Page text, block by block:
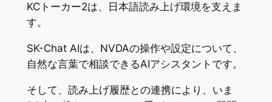
KCトーカー2は、日本語読み上げ環境を支えま
す。
SK-Chat AIは、NVDAの操作や設定について、
自然な言葉で相談できるAIアシスタントです。
そして、読み上げ履歴との連携により、いま